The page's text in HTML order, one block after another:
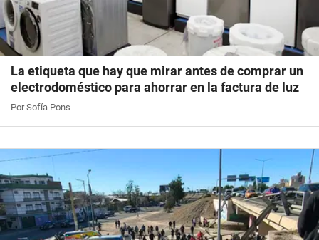
La etiqueta que hay que mirar antes de comprar un
electrodoméstico para ahorrar en la factura de luz
Por Sofía Pons